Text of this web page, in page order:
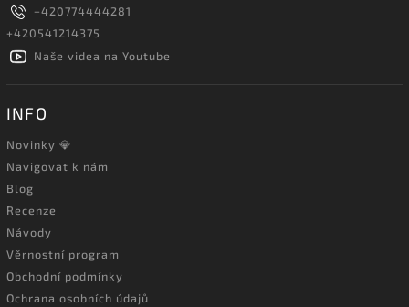
+420774444281
+420541214375
Naše videa na Youtube
INFO
Novinky 💎
Navigovat k nám
Blog
Recenze
Návody
Věrnostní program
Obchodní podmínky
Ochrana osobních údajů